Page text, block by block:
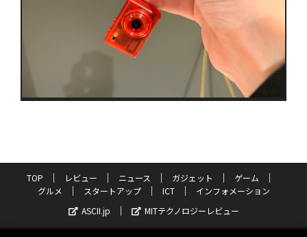
TOP レビュー ニュース ガジェット
ゲーム
グルメ
スタートアップ ICT
インフォメーション
ASCII.jp
MITテクノロジーレビュー